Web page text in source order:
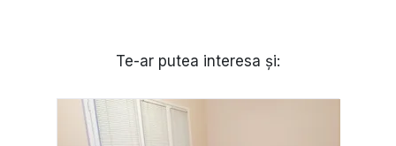
Te-ar putea interesa și: